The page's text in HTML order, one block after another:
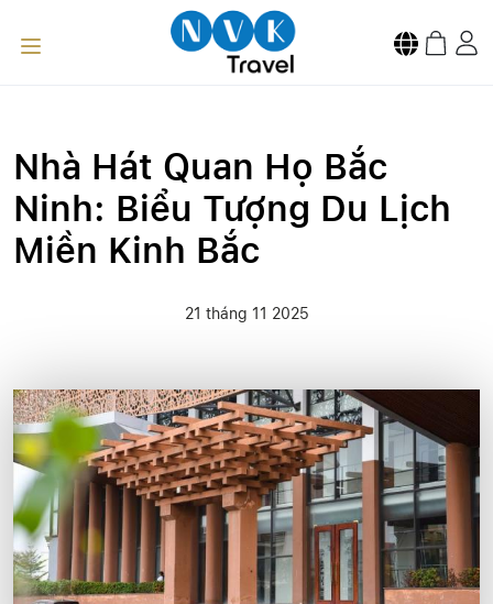
Nhà Hát Quan Họ Bắc
Ninh: Biểu Tượng Du Lịch
Miền Kinh Bắc
21 tháng 11 2025